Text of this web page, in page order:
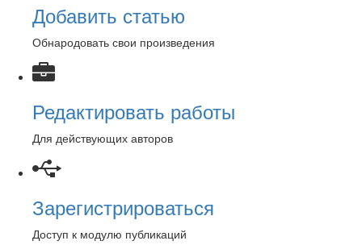
Добавить статью
Обнародовать свои произведения
Редактировать работы
Для действующих авторов
Зарегистрироваться
Доступ к модулю публикаций